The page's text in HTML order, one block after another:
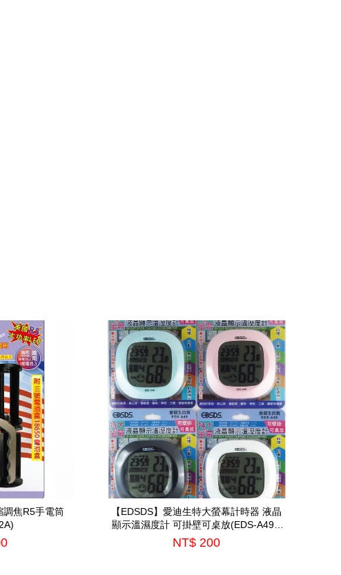
調焦R5手電筒
【EDSDS】愛迪生特大螢幕計時器 液晶
顯示溫濕度計 可掛壁可桌放(EDS-A49)*
顏色隨機出*
NT$ 200